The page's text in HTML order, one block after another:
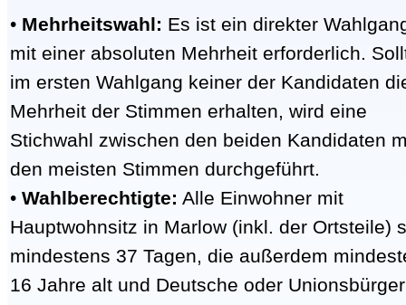
• Mehrheitswahl: Es ist ein direkter
mit einer absoluten Mehrheit erforderlich.
im ersten Wahlgang keiner der Kandidaten
Mehrheit der Stimmen erhalten, wird eine
Stichwahl zwischen den beiden Kandidaten
den meisten Stimmen durchgeführt.
• Wahlberechtigte: Alle Einwohner mit
Hauptwohnsitz in Marlow (inkl. der Ortsteile)
mindestens 37 Tagen, die außerdem
16 Jahre alt und Deutsche oder